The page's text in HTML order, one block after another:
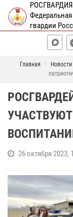
РОСГВАРДИЯ
гвардии
Главная Новости
26 октября 2023,